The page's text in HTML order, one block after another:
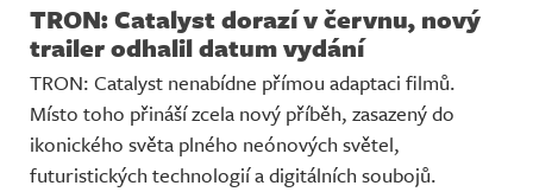
TRON: Catalyst dorazí v červnu, nový
trailer odhalil datum vydání
TRON: Catalyst nenabídne přímou adaptaci filmů.
Místo toho přináší zcela nový příběh, zasazený do
ikonického světa plného neónových světel,
futuristických technologií a digitálních soubojů.